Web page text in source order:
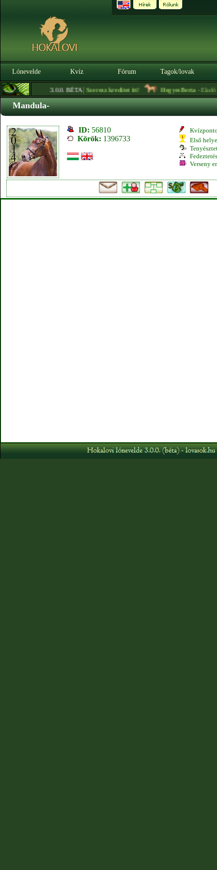
Lónevelde Kvíz Fórum Tagok/lovak
3.0.0. BÉTA|Szerezz kreditet itt! HegyesBerta- Eladó
Mandula-
ID: 56810
Körök: 1396733
Első
Verseny